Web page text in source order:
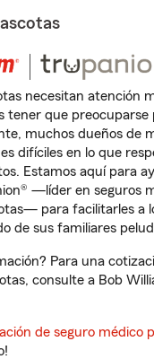
necesitan atención
tener que preocuparse
muchos dueños de
difíciles en lo que
Estamos aquí para
—líder en seguros
para facilitarles a
de sus familiares
Para una
consulte a Bob
de seguro médico